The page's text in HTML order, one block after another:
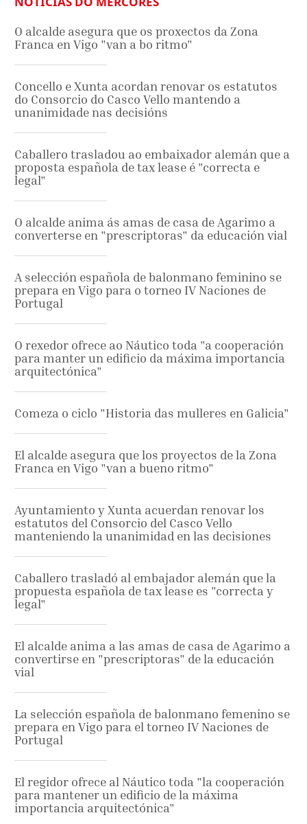
O alcalde asegura que os proxectos da Zona
Franca en Vigo "van a bo ritmo"
Concello e Xunta acordan renovar os estatutos
do Consorcio do Casco Vello mantendo a
unanimidade nas decisións
Caballero trasladou ao embaixador alemán que a
proposta española de tax lease é "correcta e
legal"
O alcalde anima ás amas de casa de Agarimo a
converterse en "prescriptoras" da educación vial
A selección española de balonmano feminino se
prepara en Vigo para o torneo IV Naciones de
Portugal
O rexedor ofrece ao Náutico toda "a cooperación
para manter un edificio da máxima importancia
arquitectónica"
Comeza o ciclo "Historia das mulleres en Galicia"
El alcalde asegura que los proyectos de la Zona
Franca en Vigo "van a bueno ritmo"
Ayuntamiento y Xunta acuerdan renovar los
estatutos del Consorcio del Casco Vello
manteniendo la unanimidad en las decisiones
Caballero trasladó al embajador alemán que la
propuesta española de tax lease es "correcta y
legal"
El alcalde anima a las amas de casa de Agarimo a
convertirse en "prescriptoras" de la educación
vial
La selección española de balonmano femenino se
prepara en Vigo para el torneo IV Naciones de
Portugal
El regidor ofrece al Náutico toda "la cooperación
para mantener un edificio de la máxima
importancia arquitectónica"